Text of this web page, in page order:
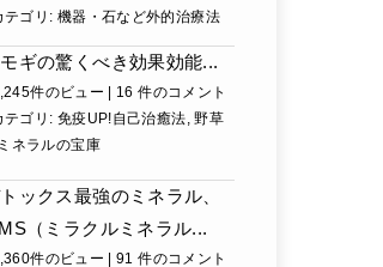
テゴリ: 機器・石など外的治療法
ギの驚くべき効果効能...
件のビュー | 16 件のコメント
テゴリ: 免疫UP!自己治癒法 ,野草
ネラルの宝庫
ックス最強のミネラル、
（ミラクルミネラル...
件のビュー |91 件のコメント